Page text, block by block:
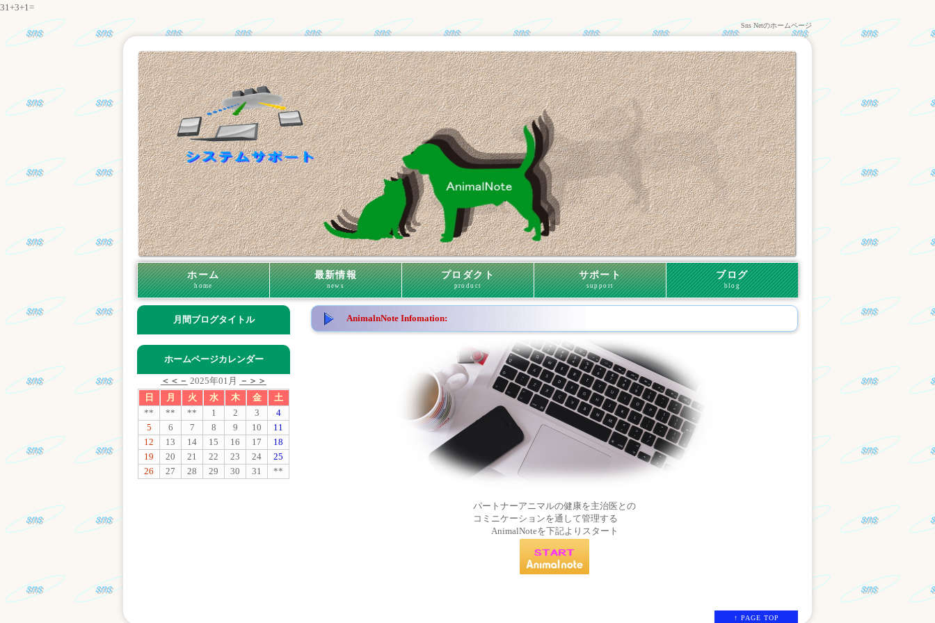
31+3+1=
Sns Netのホームページ
ホーム
home
最新情報
news
プロダクト
product
サポート
support
ブログ
blog
AnimalnNote Infomation:
パートナーアニマルの健康を主治医との
コミニケーションを通して管理する
AnimalNoteを下記よりスタート
月間ブログタイトル
ホームページカレンダー
＜＜－ 2025年01月
－＞＞
日
月 火 水 木 金
土
**
** ** 1 2 3
4
5
6 7 8 9 10
11
12
13 14 15 16 17
18
19
20 21 22 23 24
25
26
27 28 29 30 31 **
↑ PAGE TOP